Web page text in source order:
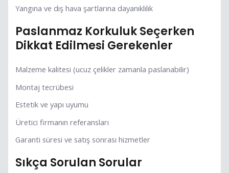
Yangına ve dış hava şartlarına dayanıklılık
Paslanmaz Korkuluk Seçerken
Dikkat Edilmesi Gerekenler
Malzeme kalitesi (ucuz çelikler zamanla paslanabilir)
Montaj tecrübesi
Estetik ve yapı uyumu
Üretici firmanın referansları
Garanti süresi ve satış sonrası hizmetler
Sıkça Sorulan Sorular